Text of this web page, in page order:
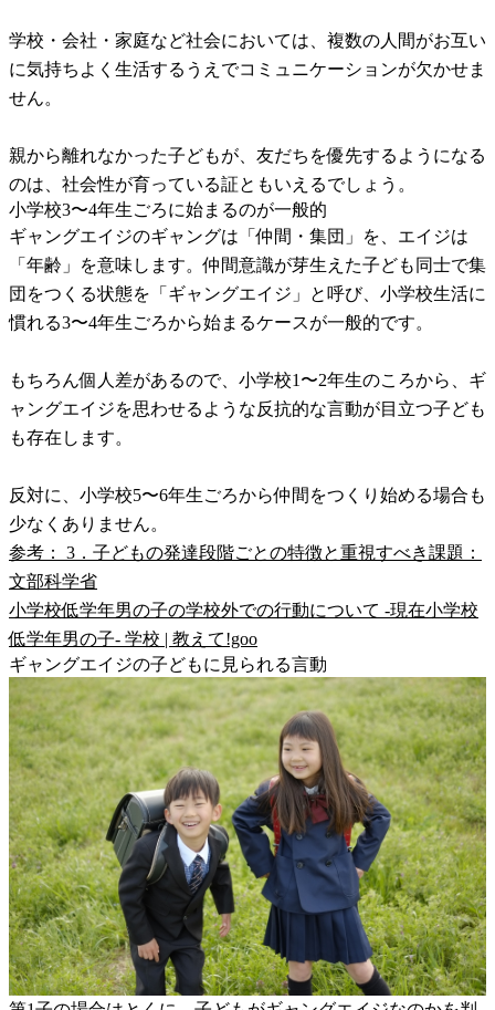
学校・会社・家庭など社会においては、複数の人間がお互い
に気持ちよく生活するうえでコミュニケーションが欠かせま
せん。
親から離れなかった子どもが、友だちを優先するようになる
のは、社会性が育っている証ともいえるでしょう。
小学校3〜4年生ごろに始まるのが一般的
ギャングエイジのギャングは「仲間・集団」を、エイジは
「年齢」を意味します。仲間意識が芽生えた子ども同士で集
団をつくる状態を「ギャングエイジ」と呼び、小学校生活に
慣れる3〜4年生ごろから始まるケースが一般的です。
もちろん個人差があるので、小学校1〜2年生のころから、ギ
ャングエイジを思わせるような反抗的な言動が目立つ子ども
も存在します。
反対に、小学校5〜6年生ごろから仲間をつくり始める場合も
少なくありません。
参考： 3．子どもの発達段階ごとの特徴と重視すべき課題：
文部科学省
小学校低学年男の子の学校外での行動について -現在小学校
低学年男の子- 学校 | 教えて!goo
ギャングエイジの子どもに見られる言動